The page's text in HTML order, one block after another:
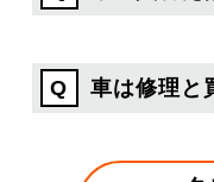
車は修理と